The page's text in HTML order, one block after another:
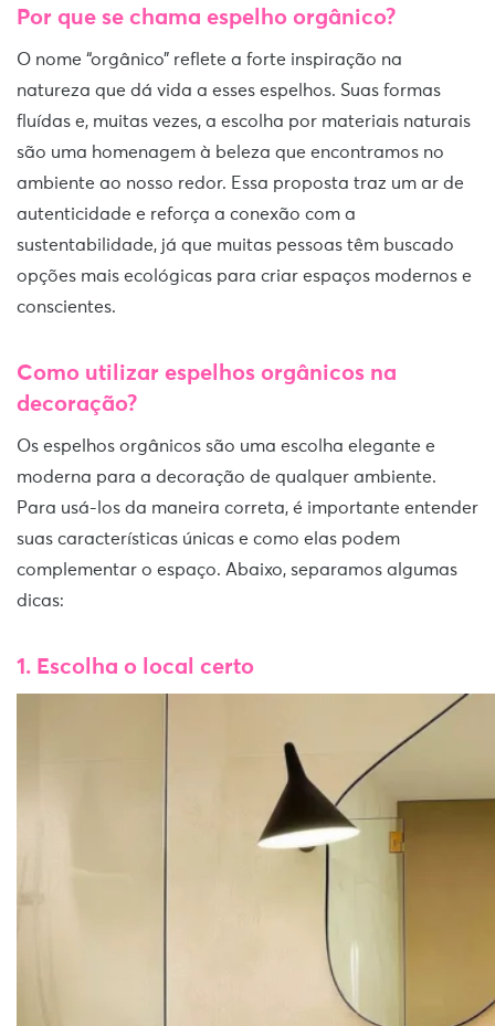
Por que se chama espelho orgânico?
O nome “orgânico” reflete a forte inspiração na
natureza que dá vida a esses espelhos. Suas formas
fluídas e, muitas vezes, a escolha por materiais naturais
são uma homenagem à beleza que encontramos no
ambiente ao nosso redor. Essa proposta traz um ar de
autenticidade e reforça a conexão com a
sustentabilidade, já que muitas pessoas têm buscado
opções mais ecológicas para criar espaços modernos e
conscientes.
Como utilizar espelhos orgânicos na
decoração?
Os espelhos orgânicos são uma escolha elegante e
moderna para a decoração de qualquer ambiente.
Para usá-los da maneira correta, é importante entender
suas características únicas e como elas podem
complementar o espaço. Abaixo, separamos algumas
dicas:
1. Escolha o local certo